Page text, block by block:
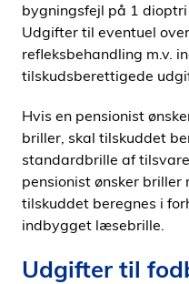
bygningsfejl på 1
Udgifter til eventuel
refleksbehandling m.v.
tilskudsberettigede
Hvis en pensionist
briller, skal tilskuddet
standardbrille af
pensionist ønsker briller
tilskuddet beregnes i
indbygget læsebrille.
Udgifter til